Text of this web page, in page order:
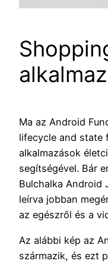
Ma az Android
lifecycle and state
alkalmazások
segítségével. Bár
Bulchalka Android
leírva jobban
az egészről és a
Az alábbi kép az
származik, és ezt